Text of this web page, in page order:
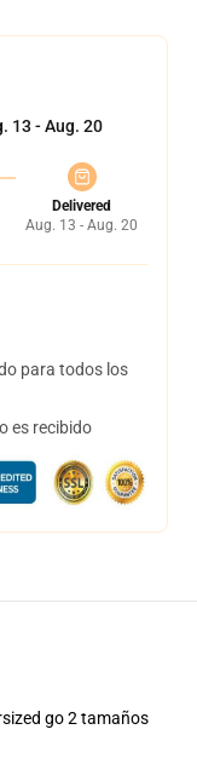
13 - Aug. 20
Delivered
Aug. 13 - Aug. 20
para todos los
es recibido
go 2 tamaños